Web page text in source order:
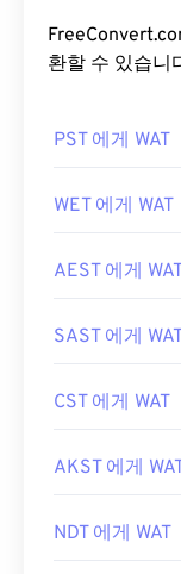
환할 수 있습니
PST 에게 WAT
WET 에게 WAT
AEST 에게
SAST 에게
CST 에게 WAT
AKST 에게
NDT 에게 WAT